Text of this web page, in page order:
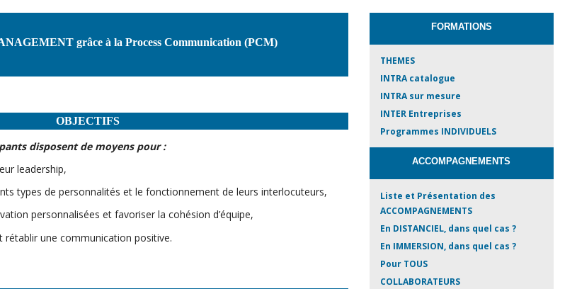
grâce à la Process Communication (PCM)
OBJECTIFS
disposent de moyens pour :
leadership,
types de personnalités et le fonctionnement de leurs interlocuteurs,
personnalisées et favoriser la cohésion d’équipe,
rétablir une communication positive.
FORMATIONS
THEMES
INTRA catalogue
INTRA sur mesure
INTER Entreprises
Programmes INDIVIDUELS
ACCOMPAGNEMENTS
Liste et Présentation des
ACCOMPAGNEMENTS
En DISTANCIEL, dans quel cas ?
En IMMERSION, dans quel cas ?
Pour TOUS
COLLABORATEURS